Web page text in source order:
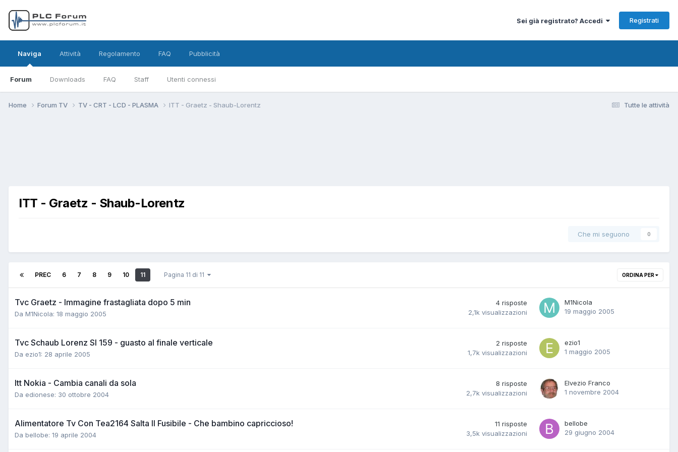
Sei già registrato? Accedi Registrati
Naviga
Forum Downloads FAQ Staff Utenti connessi
Attività Regolamento FAQ Pubblicità
Tutte le attività
Home Forum TV TV - CRT - LCD - PLASMA ITT - Graetz - Shaub-Lorentz
ITT - Graetz - Shaub-Lorentz
Che mi seguono 0
ORDINA PER
PREC 6 7 8 9 10 11 Pagina 11 di 11
Tvc Graetz - Immagine frastagliata dopo 5 min
Da M1Nicola: 18 maggio 2005
4 risposte
2,1k visualizzazioni
M1Nicola
19 maggio 2005
Tvc Schaub Lorenz Sl 159 - guasto al finale verticale
Da ezio1: 28 aprile 2005
2 risposte
1,7k visualizzazioni
ezio1
1 maggio 2005
Itt Nokia - Cambia canali da sola
Da edionese: 30 ottobre 2004
8 risposte
2,7k visualizzazioni
Elvezio Franco
1 novembre 2004
Alimentatore Tv Con Tea2164 Salta Il Fusibile - Che bambino capriccioso!
Da bellobe: 19 aprile 2004
11 risposte
3,5k visualizzazioni
bellobe
29 giugno 2004